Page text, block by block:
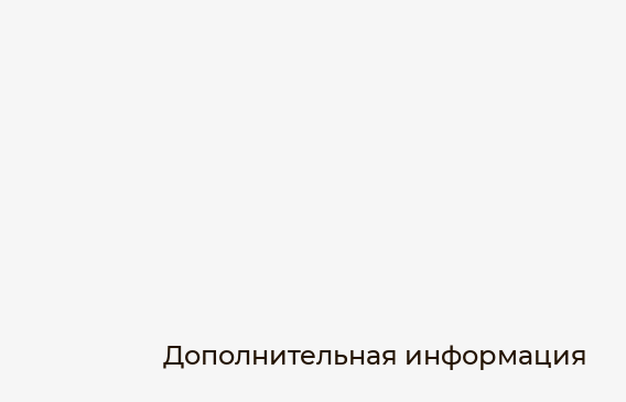
Дополнительная информация